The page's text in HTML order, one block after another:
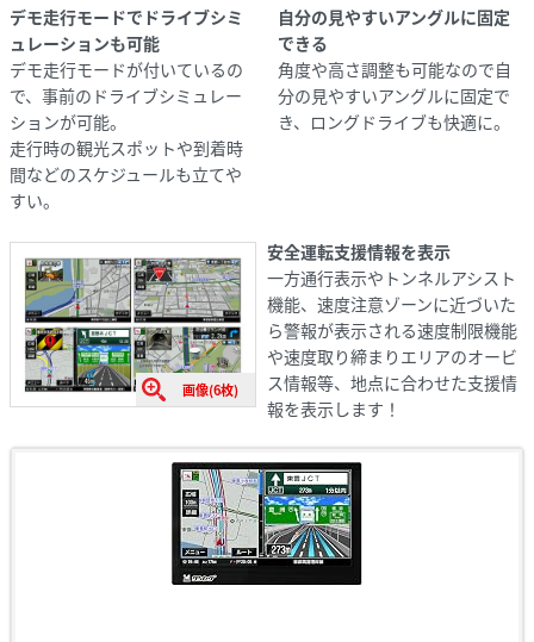
デモ走行モードでドライブシミ
ュレーションも可能
デモ走行モードが付いているの
で、事前のドライブシミュレー
ションが可能。
走行時の観光スポットや到着時
間などのスケジュールも立てや
すい。
自分の見やすいアングルに固定
できる
角度や高さ調整も可能なので自
分の見やすいアングルに固定で
き、ロングドライブも快適に。
画像(6枚)
安全運転支援情報を表示
一方通行表示やトンネルアシスト
機能、速度注意ゾーンに近づいた
ら警報が表示される速度制限機能
や速度取り締まりエリアのオービ
ス情報等、地点に合わせた支援情
報を表示します！